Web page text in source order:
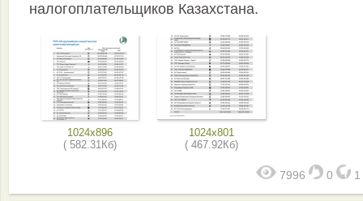
налогоплательщиков Казахстана.
1024x896
( 582.31Кб)
1024x801
( 467.92Кб)
7996 0 1